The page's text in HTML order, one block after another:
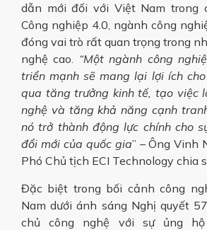
dẫn mới đối với Việt Nam trong
Công nghiệp 4.0, ngành công
đóng vai trò rất quan trọng trong
nghệ cao. “Một ngành công
triển mạnh sẽ mang lại lợi ích
qua tăng trưởng kinh tế, tạo việc
nghệ và tăng khả năng cạnh
nó trở thành động lực chính cho
đổi mới của quốc gia” – Ông Vinh
Phó Chủ tịch ECI Technology chia
Đặc biệt trong bối cảnh công
Nam dưới ánh sáng Nghị quyết
chủ công nghệ với sự ủng